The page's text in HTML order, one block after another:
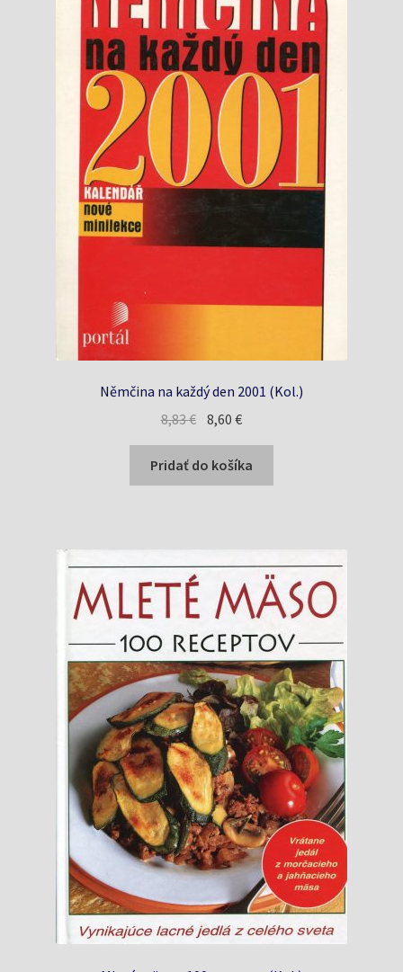
Němčina na každý den 2001 (Kol.)
8,83€ Pôvodná
cena
bola:
8,83 €.
8,60€Aktuálna
cena
je:
8,60 €.
Pridať do košíka